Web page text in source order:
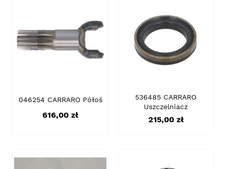
046254 CARRARO Półoś
Cena
616,00 zł
536485 CARRARO
Uszczelniacz
Cena
215,00 zł